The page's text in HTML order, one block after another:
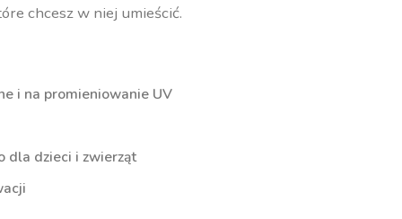
chcesz w niej umieścić.
i na promieniowanie UV
dla dzieci i zwierząt